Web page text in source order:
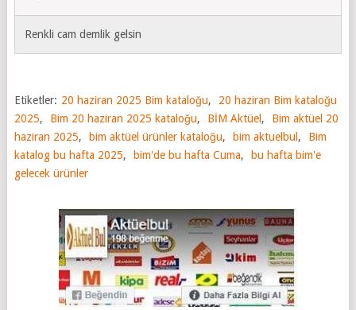
Renkli cam demlik gelsin
Etiketler: 20 haziran 2025 Bim kataloğu,
20 haziran Bim kataloğu
2025, Bim 20 haziran 2025 kataloğu, BİM Aktüel,
Bim aktüel 20
haziran 2025, bim aktüel ürünler kataloğu, bim aktuelbul,
Bim
katalog bu hafta 2025, bim'de bu hafta Cuma,
bu hafta bim'e
gelecek ürünler